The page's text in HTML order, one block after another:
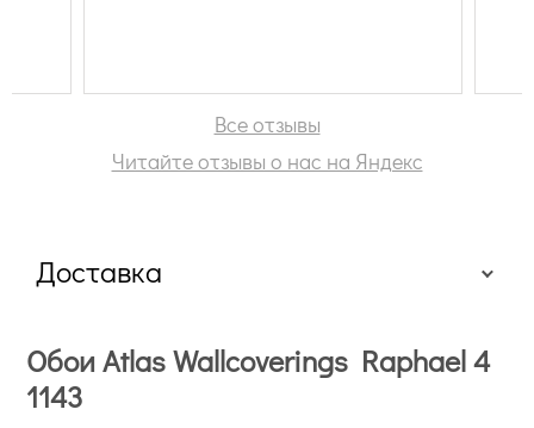
Все отзывы
Читайте отзывы о нас на Яндекс
Доставка
Обои Atlas Wallcoverings Raphael 4
1143